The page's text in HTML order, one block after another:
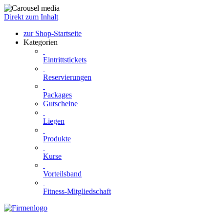
Direkt zum Inhalt
zur Shop-Startseite
Kategorien
Eintrittstickets
Reservierungen
Packages
Gutscheine
Liegen
Produkte
Kurse
Vorteilsband
Fitness-Mitgliedschaft